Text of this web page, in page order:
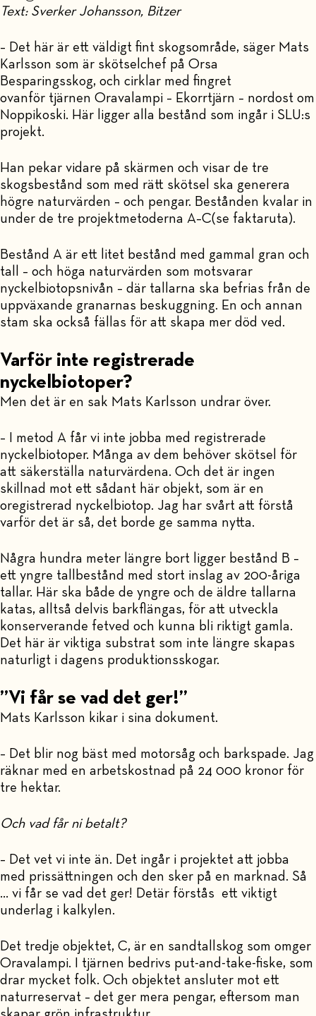
Text: Sverker Johansson, Bitzer
– Det här är ett väldigt fint skogsområde, säger Mats
Karlsson som är skötselchef på Orsa
Besparingsskog, och cirklar med fingret
ovanför tjärnen Oravalampi – Ekorrtjärn – nordost om
Noppikoski. Här ligger alla bestånd som ingår i SLU:s
projekt.
Han pekar vidare på skärmen och visar de tre
skogsbestånd som med rätt skötsel ska generera
högre naturvärden – och pengar. Bestånden kvalar in
under de tre projektmetoderna A–C(se faktaruta).
Bestånd A är ett litet bestånd med gammal gran och
tall – och höga naturvärden som motsvarar
nyckelbiotopsnivån – där tallarna ska befrias från de
uppväxande granarnas beskuggning. En och annan
stam ska också fällas för att skapa mer död ved.
Varför inte registrerade
nyckelbiotoper?
Men det är en sak Mats Karlsson undrar över.
– I metod A får vi inte jobba med registrerade
nyckelbiotoper. Många av dem behöver skötsel för
att säkerställa naturvärdena. Och det är ingen
skillnad mot ett sådant här objekt, som är en
oregistrerad nyckelbiotop. Jag har svårt att förstå
varför det är så, det borde ge samma nytta.
Några hundra meter längre bort ligger bestånd B –
ett yngre tallbestånd med stort inslag av 200-åriga
tallar. Här ska både de yngre och de äldre tallarna
katas, alltså delvis barkflängas, för att utveckla
konserverande fetved och kunna bli riktigt gamla.
Det här är viktiga substrat som inte längre skapas
naturligt i dagens produktionsskogar.
”Vi får se vad det ger!”
Mats Karlsson kikar i sina dokument.
– Det blir nog bäst med motorsåg och barkspade. Jag
räknar med en arbetskostnad på 24 000 kronor för
tre hektar.
Och vad får ni betalt?
– Det vet vi inte än. Det ingår i projektet att jobba
med prissättningen och den sker på en marknad. Så
… vi får se vad det ger! Detär förstås ett viktigt
underlag i kalkylen.
Det tredje objektet, C, är en sandtallskog som omger
Oravalampi. I tjärnen bedrivs put-and-take-fiske, som
drar mycket folk. Och objektet ansluter mot ett
naturreservat – det ger mera pengar, eftersom man